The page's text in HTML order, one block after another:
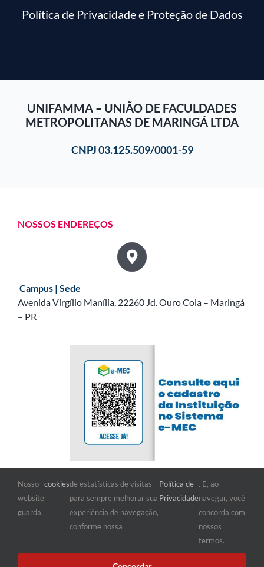
Política de Privacidade e Proteção de Dados
UNIFAMMA – UNIÃO DE FACULDADES
METROPOLITANAS DE MARINGÁ LTDA
CNPJ 03.125.509/0001-59
NOSSOS ENDEREÇOS
Campus | Sede
Avenida Virgílio Manília, 22260 Jd. Ouro Cola – Maringá
– PR
FIQUE POR DENTRO
Nosso
website
guarda
cookiesde estatísticas de visitas
para sempre melhorar sua
experiência de navegação,
conforme nossa
Política de
Privacidade
. E, ao
navegar, você
concorda com
nossos
termos.